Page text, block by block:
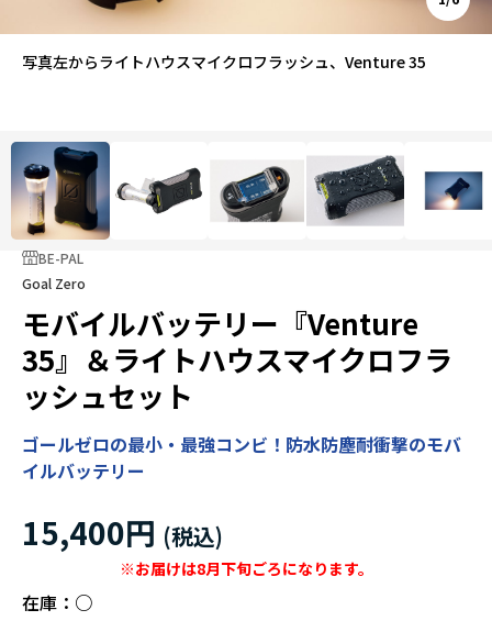
写真左からライトハウスマイクロフラッシュ、Venture 35
BE-PAL
Goal Zero
モバイルバッテリー『Venture
35』＆ライトハウスマイクロフラ
ッシュセット
ゴールゼロの最小・最強コンビ！防水防塵耐衝撃のモバ
イルバッテリー
15,400円
※お届けは8月下旬ごろになります。
在庫： ○